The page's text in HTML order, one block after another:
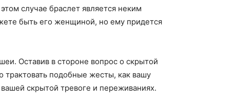
случае браслет является неким
быть его женщиной, но ему придется
Оставив в стороне вопрос о скрытой
трактовать подобные жесты, как вашу
скрытой тревоге и переживаниях.